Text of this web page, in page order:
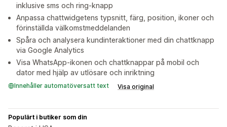
inklusive sms och ring-knapp
Anpassa chattwidgetens typsnitt, färg, position, ikoner och
förinställda välkomstmeddelanden
Spåra och analysera kundinteraktioner med din chattknapp
via Google Analytics
Visa WhatsApp-ikonen och chattknappar på mobil och
dator med hjälp av utlösare och inriktning
Innehåller automatöversatt text Visa original
Populärt i butiker som din